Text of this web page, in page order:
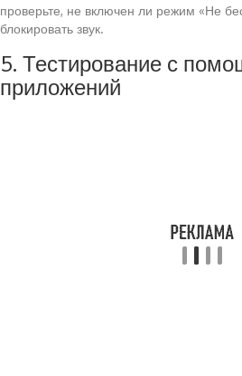
проверьте, не включен ли режим «Не
блокировать звук.
5. Тестирование с
приложений